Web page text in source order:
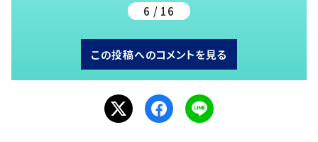
6 / 16
この投稿へのコメントを見る